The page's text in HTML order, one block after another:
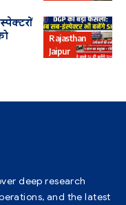
Rajasthan
Jaipur
deep research
and the latest